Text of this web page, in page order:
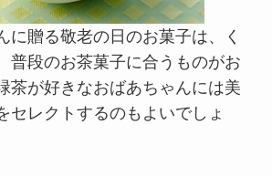
に贈る敬老の日のお菓子は、く
普段のお茶菓子に合うものがお
茶が好きなおばあちゃんには美
セレクトするのもよいでしょ